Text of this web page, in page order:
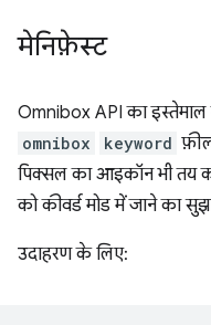
मेनिफ़ेस्ट
Omnibox API का
omnibox keyword
पिक्सल का आइकॉन भी तय
को कीवर्ड मोड में जाने का
उदाहरण के लिए: